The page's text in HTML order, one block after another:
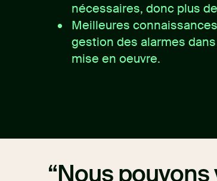
nécessaires, donc plus
Meilleures
gestion des alarmes
mise en oeuvre.
Nous